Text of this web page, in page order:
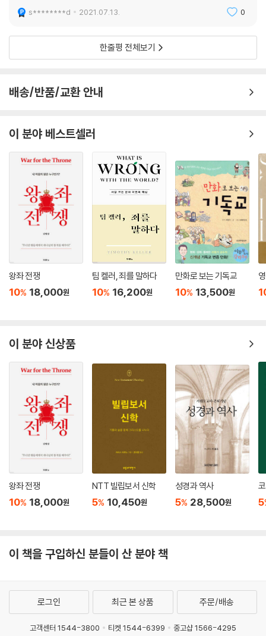
는 독자
는 데 더 많은 관심을 기울인다고 말한다. 부어스마는 능숙한 솜씨로 교부
와 중세 신학자들의 글을 소개하고 균형 잡힌 시각으로 현대 복음주의와
명명한 이 “성례전적 태피스트리”는 교회만큼이나 오래되었지만, 이 매력
한스 부어스마는 짜임새 있게 구성된 이 책을 통해 복음주의의 신학적 성
찰에 탁월하게 기여하고 있으며, 우리에게 복음주의권에서 유행하는 환원
론적 역사주의 경향에서 돌아서서 원천으로 돌아가라고 말한다. 그는 성육
신 교리를 역사적인 성례전적 언어와 사고 안에 다시 자리 잡게 함으로써,
복음주의자와 가톨릭교인 모두가 이해하고 기르기를 원하는, 신앙의 진리
에 대한 더 심오한 이해로 나아가는 길을 제시한다.
- 데이비드 라일 제프리 (베일러 대학교, In the Beauty of Holiness 저자)
복음주의 기독교 내 개혁에 대한 시기적절한 대화를 시작한다.
- 「미국 신학 탐구」(American Theological Inquiry)
름하는 모든 생각하는 사람에게 진심으로 이 책을 권한다.
Care)
현대의 신학적 성찰에서 잃어버린 요소에 관한 중요한 배경과 교정을 제공
하기에 읽을 가치가 있는 책이다.
- 「비블리오테카 사크라」(Bibliotheca Sacra)
교부와 중세 신학자들에 관한 복음주의적 성찰을 급성장시키는 데 귀중하
게 기여한다.
- 「종교와 신학 리뷰」(Reviews in Religion and Theology)
- 「신학 연구」(Theological Studies)
- 「가톨릭 라이브러리 월드」(Catholic Library World)
s********d 2021.07.13. 0
한줄평 전체보기
배송/반품/교환 안내
이 분야 베스트셀러
왕좌 전쟁
10% 18,000원
팀 켈러, 죄를 말하다
10% 16,200원
만화로 보는 기독교
10% 13,500원
이 분야 신상품
왕좌 전쟁
10% 18,000원
NTT 빌립보서 신학
5% 10,450원
성경과 역사
5% 28,500원 5
이 책을 구입하신 분들이 산 분야 책
로그인 최근 본 상품 주문/배송
고객센터 1544-3800 티켓 1544-6399
중고샵 1566-4295